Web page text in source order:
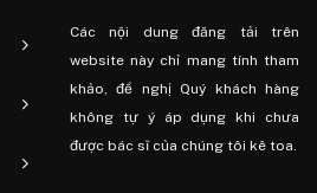
Các nội dung đăng tải trên
website này chỉ mang tính tham
khảo, đề nghị Quý khách hàng
không tự ý áp dụng khi chưa
được bác sĩ của chúng tôi kê toa.